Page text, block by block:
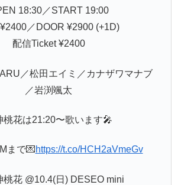
18:30／START 19:00
／DOOR ¥2900 (+1D)
配信Ticket ¥2400
／松田エイミ／カナザワマナブ
／岩渕颯太
桃花は21:20〜歌います🎤
まで💌 https://t.co/HCH2aVmeGv
花 @10.4(日) DESEO mini